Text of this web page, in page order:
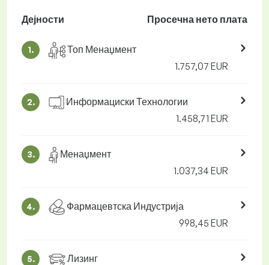
Дејности Просечна нето плата
1.
Топ Менаџмент
1.757,07 EUR
2.
Информациски Технологии
1.458,71 EUR
3.
Менаџмент
1.037,34 EUR
4.
Фармацевтска Индустрија
998,45 EUR
5.
Лизинг